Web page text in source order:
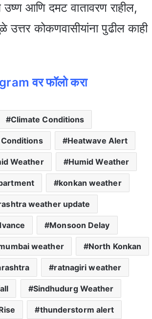
आणि दमट वातावरण राहील,
उत्तर कोकणवासीयांना पुढील काही
वर फॉलो करा
Climate Conditions
Heatwave Alert
Weather Humid Weather
konkan weather
weather update
Monsoon Delay
weather North Konkan
ratnagiri weather
Sindhudurg Weather
thunderstorm alert